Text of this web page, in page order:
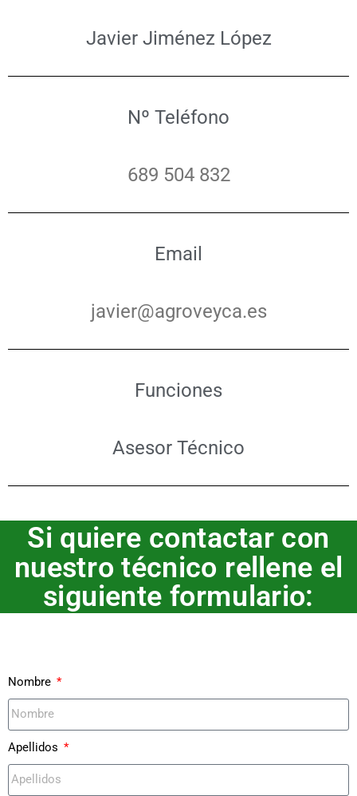
Javier Jiménez López
Nº Teléfono
689 504 832
Email
javier@agroveyca.es
Funciones
Asesor Técnico
Si quiere contactar con
nuestro técnico rellene el
siguiente formulario:
Nombre
Apellidos